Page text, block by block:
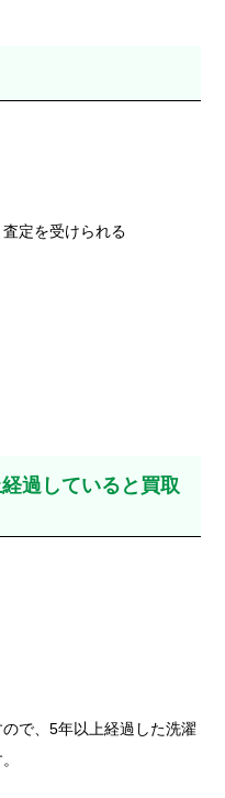
定を受けられる
過していると買取
で、5年以上経過した洗濯